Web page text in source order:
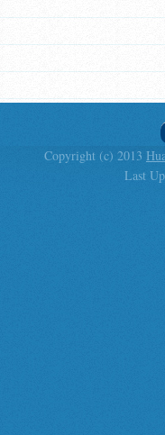
Copyright (c) 2013
Last